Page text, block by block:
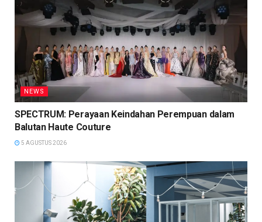
NEWS
SPECTRUM: Perayaan Keindahan Perempuan dalam
Balutan Haute Couture
5 AGUSTUS 2026